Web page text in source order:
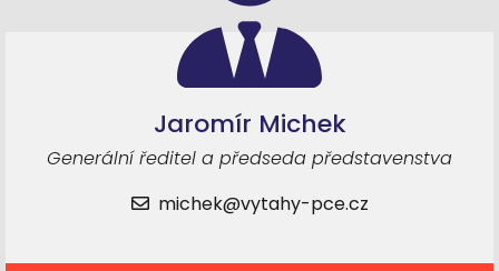
Jaromír Michek
Generální ředitel a předseda představenstva
michek@vytahy-pce.cz